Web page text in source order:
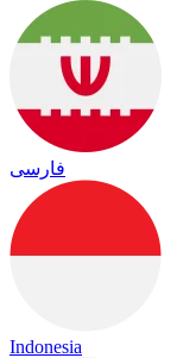
فارسی
Indonesia